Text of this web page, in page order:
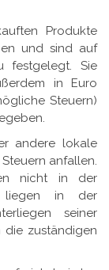
Produkte
und sind auf
festgelegt. Sie
in Euro
Steuern)
andere lokale
anfallen.
nicht in der
liegen in der
seiner
die zuständigen